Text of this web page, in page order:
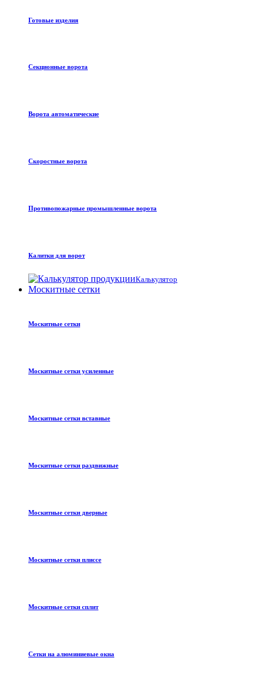
Готовые изделия
Секционные ворота
Ворота автоматические
Скоростные ворота
Противопожарные промышленные ворота
Калитки для ворот
Калькулятор
Москитные сетки
Москитные сетки
Москитные сетки усиленные
Москитные сетки вставные
Москитные сетки раздвижные
Москитные сетки дверные
Москитные сетки плиссе
Москитные сетки сплит
Сетки на алюминиевые окна